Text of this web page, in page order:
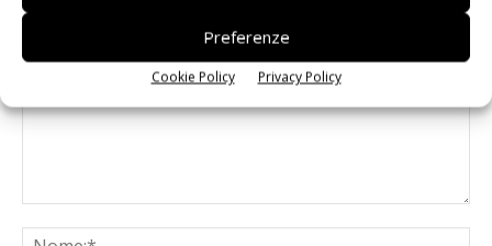
Preferenze
Cookie Policy Privacy Policy